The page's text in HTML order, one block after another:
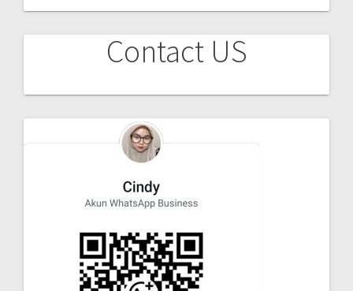
Contact US